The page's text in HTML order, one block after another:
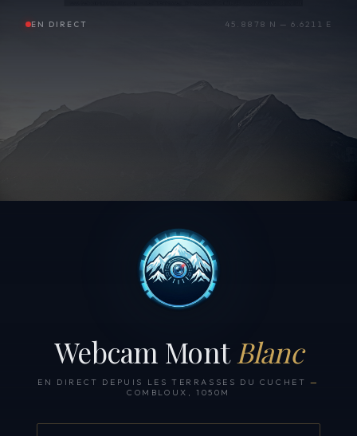
EN DIRECT 45.8878 N — 6.6211 E
Webcam Mont Blanc
EN DIRECT DEPUIS LES TERRASSES DU CUCHET —
COMBLOUX, 1050M